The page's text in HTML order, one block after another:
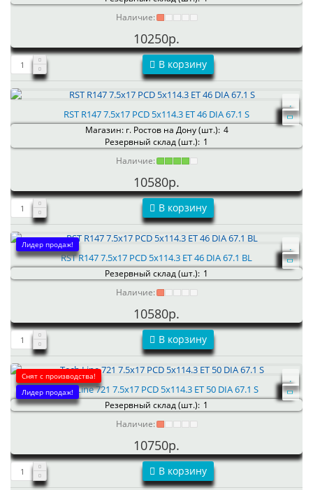
Наличие:
10250р.
В корзину
RST R147 7.5x17 PCD 5x114.3 ET 46 DIA 67.1 S
Магазин: г. Ростов на Дону (шт.): 4
Резервный склад (шт.): 1
Наличие:
10580р.
В корзину
Лидер продаж!
RST R147 7.5x17 PCD 5x114.3 ET 46 DIA 67.1 BL
Резервный склад (шт.): 1
Наличие:
10580р.
В корзину
Снят с производства!
Лидер продаж!Tech Line 721 7.5x17 PCD 5x114.3 ET 50 DIA 67.1 S
Резервный склад (шт.): 1
Наличие:
10750р.
В корзину